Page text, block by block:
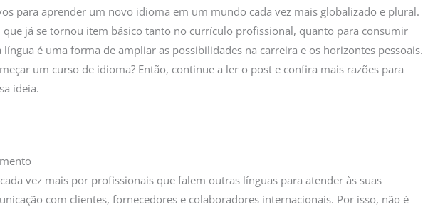
para aprender um novo idioma em um mundo cada vez mais globalizado e plural.
que já se tornou item básico tanto no currículo profissional, quanto para consumir
é uma forma de ampliar as possibilidades na carreira e os horizontes pessoais.
um curso de idioma? Então, continue a ler o post e confira mais razões para
ideia.
vez mais por profissionais que falem outras línguas para atender às suas
com clientes, fornecedores e colaboradores internacionais. Por isso, não é